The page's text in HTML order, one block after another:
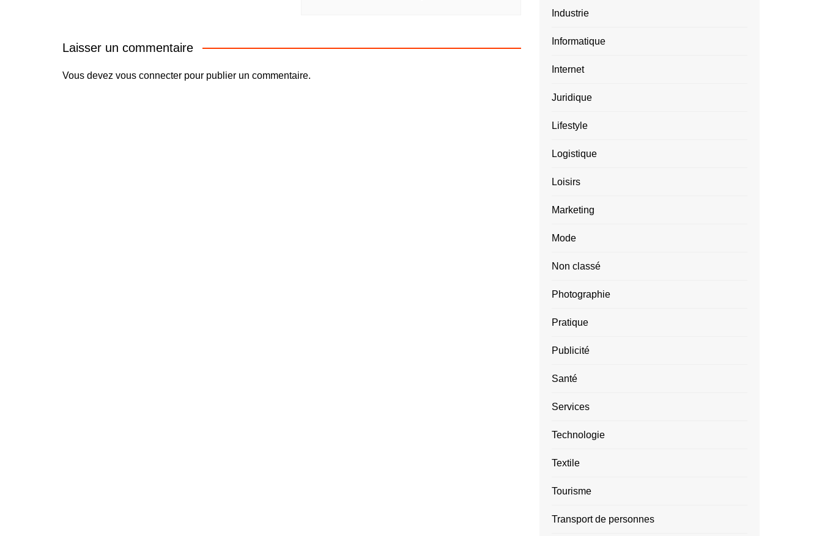
Laisser un commentaire
Vous devez vous connecter pour publier un commentaire.
Industrie
Informatique
Internet
Juridique
Lifestyle
Logistique
Loisirs
Marketing
Mode
Non classé
Photographie
Pratique
Publicité
Santé
Services
Technologie
Textile
Tourisme
Transport de personnes